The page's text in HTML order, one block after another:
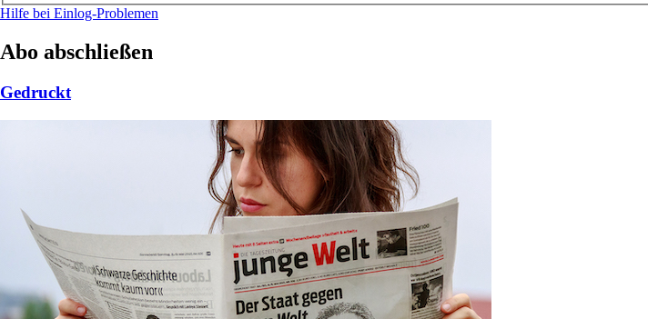
Hilfe bei Einlog-Problemen
Abo abschließen
Gedruckt